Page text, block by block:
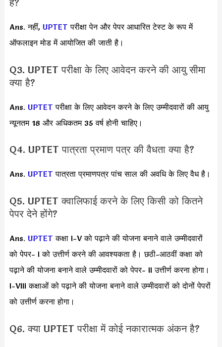
है?
Ans. नहीं, UPTET परीक्षा पेन और पेपर आधारित टेस्ट के रूप में
ऑफलाइन मोड में आयोजित की जाती है।
Q3. UPTET परीक्षा के लिए आवेदन करने की आयु सीमा
क्या है?
Ans. UPTET परीक्षा के लिए आवेदन करने के लिए उम्मीदवारों की आयु
न्यूनतम 18 और अधिकतम 35 वर्ष होनी चाहिए।
Q4. UPTET पात्रता प्रमाण पत्र की वैधता क्या है?
Ans. UPTET पात्रता प्रमाणपत्र पांच साल की अवधि के लिए वैध है।
Q5. UPTET क्वालिफाई करने के लिए किसी को कितने
पेपर देने होंगे?
Ans. UPTET कक्षा I-V को पढ़ाने की योजना बनाने वाले उम्मीदवारों
को पेपर- I को उत्तीर्ण करने की आवश्यकता है। छठी-आठवीं कक्षा को
पढ़ाने की योजना बनाने वाले उम्मीदवारों को पेपर- II उत्तीर्ण करना होगा।
I-VIII कक्षाओं को पढ़ाने की योजना बनाने वाले उम्मीदवारों को दोनों पेपरों
को उत्तीर्ण करना होगा।
Q6. क्या UPTET परीक्षा में कोई नकारात्मक अंकन है?